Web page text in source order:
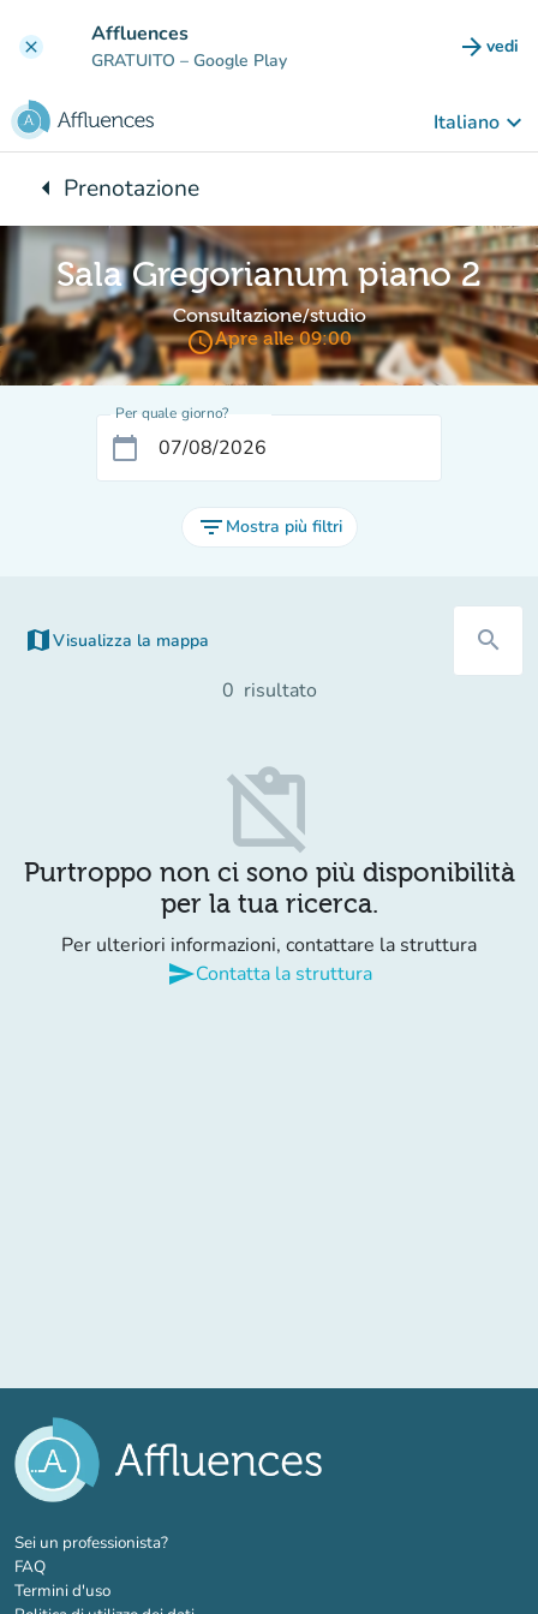
clear Affluences
GRATUITO – Google Play arrow_forward vedi
Italiano keyboard_arrow_down
arrow_leftTorna a:
Prenotazione
Sala Gregorianum piano 2
Consultazione/studio
access_timeApre alle 09:00
Per quale giorno?
calendar_today
filter_list Mostra più filtri
map Visualizza la mappa
(nuova scheda) search
0 risultato
content_paste_off
Purtroppo non ci sono più disponibilità
per la tua ricerca.
Per ulteriori informazioni, contattare la struttura
sendContatta la struttura
Sei un professionista?(nuova scheda)
FAQ
Termini d'uso